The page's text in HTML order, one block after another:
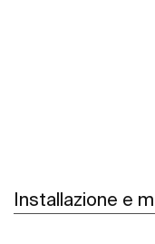
Installazione e